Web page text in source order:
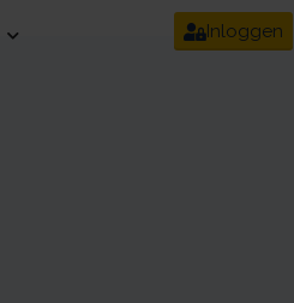
Inloggen